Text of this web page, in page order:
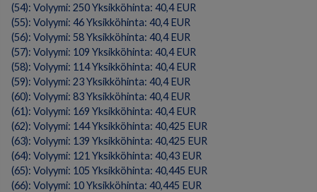
(54): Volyymi: 250 Yksikköhinta: 40,4 EUR
(55): Volyymi: 46 Yksikköhinta: 40,4 EUR
(56): Volyymi: 58 Yksikköhinta: 40,4 EUR
(57): Volyymi: 109 Yksikköhinta: 40,4 EUR
(58): Volyymi: 114 Yksikköhinta: 40,4 EUR
(59): Volyymi: 23 Yksikköhinta: 40,4 EUR
(60): Volyymi: 83 Yksikköhinta: 40,4 EUR
(61): Volyymi: 169 Yksikköhinta: 40,4 EUR
(62): Volyymi: 144 Yksikköhinta: 40,425 EUR
(63): Volyymi: 139 Yksikköhinta: 40,425 EUR
(64): Volyymi: 121 Yksikköhinta: 40,43 EUR
(65): Volyymi: 105 Yksikköhinta: 40,445 EUR
(66): Volyymi: 10 Yksikköhinta: 40,445 EUR